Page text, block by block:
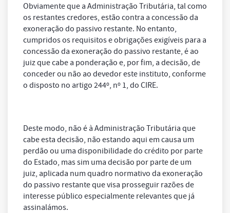
Obviamente que a Administração Tributária, tal como
os restantes credores, estão contra a concessão da
exoneração do passivo restante. No entanto,
cumpridos os requisitos e obrigações exigíveis para a
concessão da exoneração do passivo restante, é ao
juiz que cabe a ponderação e, por fim, a decisão, de
conceder ou não ao devedor este instituto, conforme
o disposto no artigo 244º, nº 1, do CIRE.
Deste modo, não é à Administração Tributária que
cabe esta decisão, não estando aqui em causa um
perdão ou uma disponibilidade do crédito por parte
do Estado, mas sim uma decisão por parte de um
juiz, aplicada num quadro normativo da exoneração
do passivo restante que visa prosseguir razões de
interesse público especialmente relevantes que já
assinalámos.